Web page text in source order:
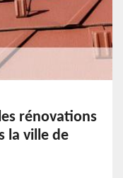
rénovations
la ville de